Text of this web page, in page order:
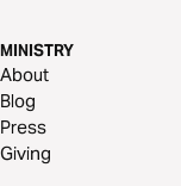
MINISTRY
About
Blog
Press
Giving